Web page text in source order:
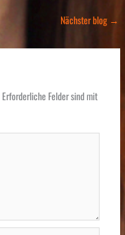
Nächster blog →
Erforderliche Felder sind mit